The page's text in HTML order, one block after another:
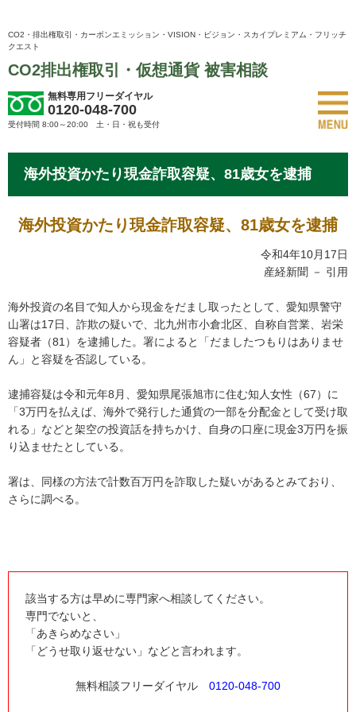
CO2・排出権取引・カーボンエミッション・VISION・ビジョン・スカイプレミアム・フリッチ
クエスト
CO2排出権取引・仮想通貨 被害相談
無料専用フリーダイヤル
0120-048-700
受付時間 8:00～20:00 土・日・祝も受付
海外投資かたり現金詐取容疑、81歳女を逮捕
海外投資かたり現金詐取容疑、81歳女を逮捕
令和4年10月17日
産経新聞 － 引用
海外投資の名目で知人から現金をだまし取ったとして、愛知県警守
山署は17日、詐欺の疑いで、北九州市小倉北区、自称自営業、岩栄
容疑者（81）を逮捕した。署によると「だましたつもりはありませ
ん」と容疑を否認している。
逮捕容疑は令和元年8月、愛知県尾張旭市に住む知人女性（67）に
「3万円を払えば、海外で発行した通貨の一部を分配金として受け取
れる」などと架空の投資話を持ちかけ、自身の口座に現金3万円を振
り込ませたとしている。
署は、同様の方法で計数百万円を詐取した疑いがあるとみており、
さらに調べる。
該当する方は早めに専門家へ相談してください。
専門でないと、
「あきらめなさい」
「どうせ取り返せない」などと言われます。
無料相談フリーダイヤル 0120-048-700